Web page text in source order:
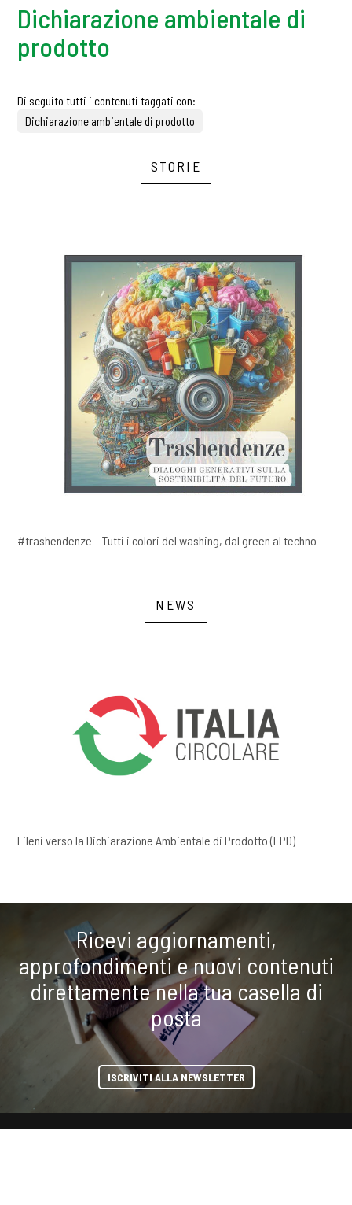
Dichiarazione ambientale di
prodotto
Di seguito tutti i contenuti taggati con:
Dichiarazione ambientale di prodotto
STORIE
#trashendenze – Tutti i colori del washing, dal green al techno
NEWS
Fileni verso la Dichiarazione Ambientale di Prodotto (EPD)
Ricevi aggiornamenti,
approfondimenti e nuovi contenuti
direttamente nella tua casella di
posta
ISCRIVITI ALLA NEWSLETTER